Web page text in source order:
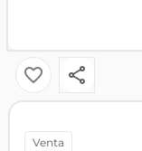
venta